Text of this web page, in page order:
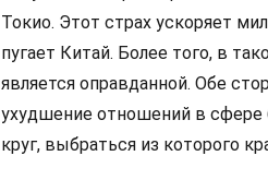
Токио. Этот страх ускоряет
пугает Китай. Более того, в
является оправданной. Обе
ухудшение отношений в сфере
круг, выбраться из которого